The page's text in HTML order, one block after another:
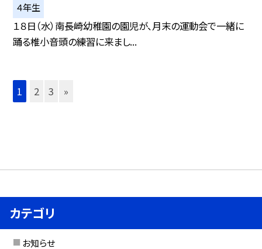
４年生
１８日（水）南長崎幼稚園の園児が、月末の運動会で一緒に
踊る椎小音頭の練習に来まし...
1 2 3 »
カテゴリ
お知らせ